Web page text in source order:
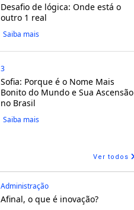
Desafio de lógica: Onde está o
outro 1 real
Saiba mais
3
Sofia: Porque é o Nome Mais
Bonito do Mundo e Sua Ascensão
no Brasil
Saiba mais
Ver todos
Administração
Afinal, o que é inovação?